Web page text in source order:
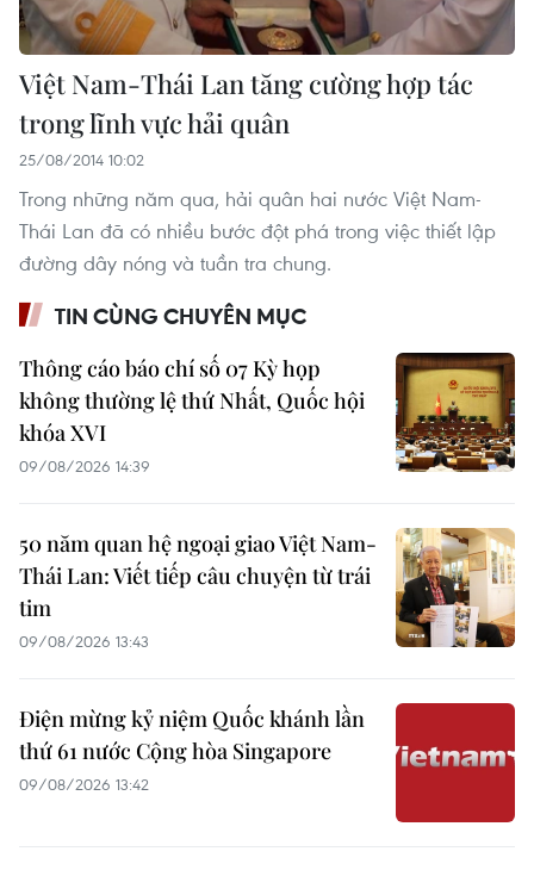
Việt Nam-Thái Lan tăng cường hợp tác
trong lĩnh vực hải quân
25/08/2014 10:02
Trong những năm qua, hải quân hai nước Việt Nam-
Thái Lan đã có nhiều bước đột phá trong việc thiết lập
đường dây nóng và tuần tra chung.
TIN CÙNG CHUYÊN MỤC
Thông cáo báo chí số 07 Kỳ họp
không thường lệ thứ Nhất, Quốc hội
khóa XVI
09/08/2026 14:39
50 năm quan hệ ngoại giao Việt Nam-
Thái Lan: Viết tiếp câu chuyện từ trái
tim
09/08/2026 13:43
Điện mừng kỷ niệm Quốc khánh lần
thứ 61 nước Cộng hòa Singapore
09/08/2026 13:42